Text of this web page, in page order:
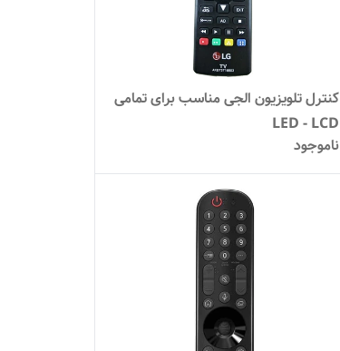
کنترل تلویزیون الجی مناسب برای تمامی
LED - LCD
ناموجود